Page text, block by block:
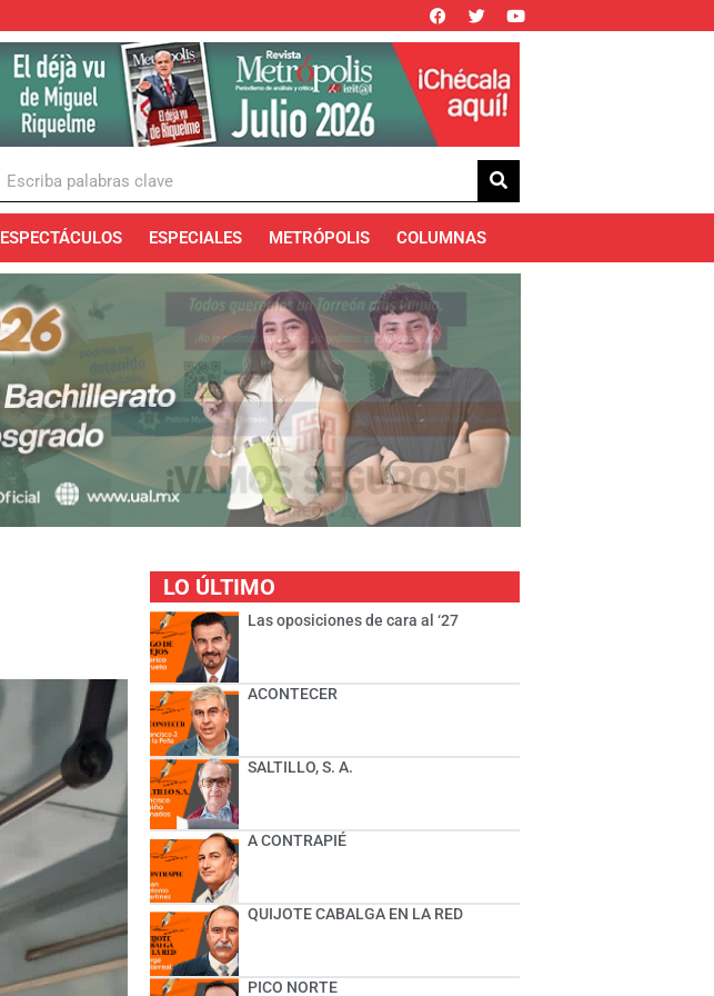
ESPECTÁCULOS ESPECIALES METRÓPOLIS COLUMNAS
LO ÚLTIMO
Las oposiciones de cara al ‘27
ACONTECER
SALTILLO, S. A.
A CONTRAPIÉ
QUIJOTE CABALGA EN LA RED
PICO NORTE